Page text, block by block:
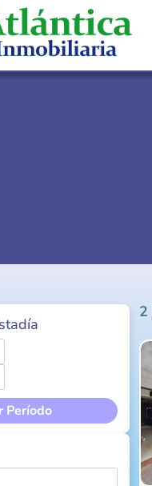
Período
2